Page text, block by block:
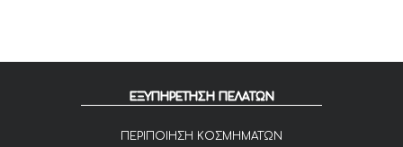
ΕΞΥΠΗΡΕΤΗΣΗ ΠΕΛΑΤΩΝ
ΠΕΡΙΠΟΙΗΣΗ ΚΟΣΜΗΜΑΤΩΝ